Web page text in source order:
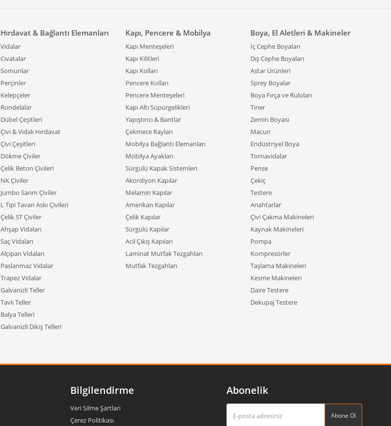
Hırdavat & Bağlantı Elemanları
Vidalar
Cıvatalar
Somunlar
Perçinler
Kelepçeler
Rondelalar
Dübel Çeşitleri
Çivi & Vidalı Hırdavat
Çivi Çeşitleri
Dökme Çiviler
Çelik Beton Çivileri
NK Çiviler
Jumbo Sarım Çiviler
L Tipi Tavan Askı Çivileri
Çelik ST Çiviler
Ahşap Vidaları
Saç Vidaları
Alçıpan Vidaları
Paslanmaz Vidalar
Trapez Vidalar
Galvanizli Teller
Tavlı Teller
Balya Telleri
Galvanizli Dikiş Telleri
Kapı, Pencere & Mobilya
Kapı Menteşeleri
Kapı Kilitleri
Kapı Kolları
Pencere Kolları
Pencere Menteşeleri
Kapı Altı Süpürgelikleri
Yapıştırıcı & Bantlar
Çekmece Rayları
Mobilya Bağlantı Elemanları
Mobilya Ayakları
Sürgülü Kapak Sistemleri
Akordiyon Kapılar
Melamin Kapılar
Amerikan Kapılar
Çelik Kapılar
Sürgülü Kapılar
Acil Çıkış Kapıları
Laminat Mutfak Tezgahları
Mutfak Tezgahları
Boya, El Aletleri & Makineler
İç Cephe Boyaları
Dış Cephe Boyaları
Astar Ürünleri
Sprey Boyalar
Boya Fırça ve Ruloları
Tiner
Zemin Boyası
Macun
Endüstriyel Boya
Tornavidalar
Pense
Çekiç
Testere
Anahtarlar
Çivi Çakma Makineleri
Kaynak Makineleri
Pompa
Kompresörler
Taşlama Makineleri
Kesme Makineleri
Daire Testere
Dekupaj Testere
Bilgilendirme
Veri Silme Şartları
Çerez Politikası
Abonelik
Abone Ol